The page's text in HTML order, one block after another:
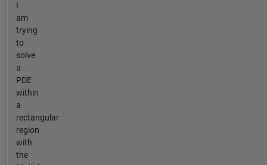
I
am
trying
to
solve
a
PDE
within
a
rectangular
region
with
the